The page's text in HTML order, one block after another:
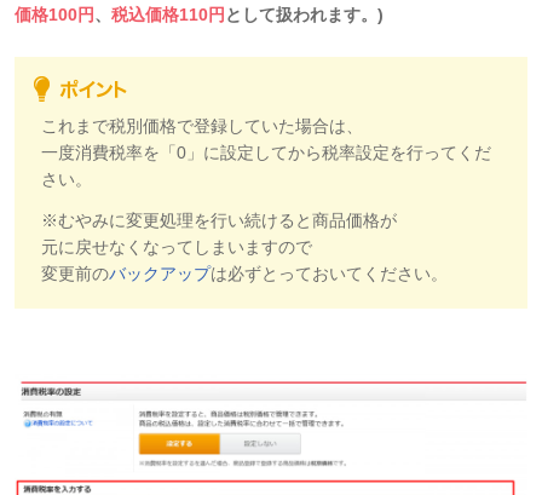
価格100円、 税込価格110円 として扱われます。)
これまで税別価格で登録していた場合は、
一度消費税率を「0」に設定してから税率設定を行ってくだ
さい。
※むやみに変更処理を行い続けると商品価格が
元に戻せなくなってしまいますので
変更前のバックアップは必ずとっておいてください。